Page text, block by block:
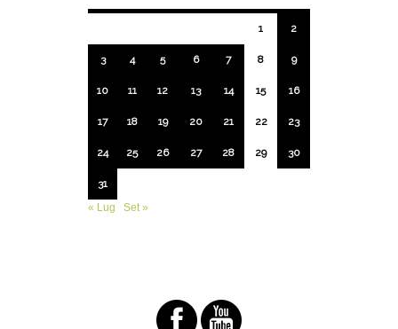
1 2
3 4 5 6 7 8 9
10 11 12 13 14 15 16
17 18 19 20 21 22 23
24 25 26 27 28 29 30
31
« Lug
Set »